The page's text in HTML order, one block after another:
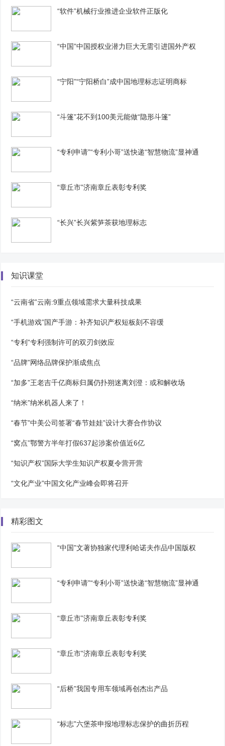
“软件”机械行业推进企业软件正版化
“中国”中国授权业潜力巨大无需引进国外产权
“宁阳”“宁阳桥白”成中国地理标志证明商标
“斗篷”花不到100美元能做“隐形斗篷”
“专利申请”“专利小哥”送快递“智慧物流”显神通
“章丘市”济南章丘表彰专利奖
“长兴”长兴紫笋茶获地理标志
知识课堂
“云南省”云南:9重点领域需求大量科技成果
“手机游戏”国产手游：补齐知识产权短板刻不容缓
“专利”专利强制许可的双刃剑效应
“品牌”网络品牌保护渐成焦点
“加多”王老吉千亿商标归属仍扑朔迷离刘澄：或和解收场
“纳米”纳米机器人来了！
“春节”中美公司签署“春节娃娃”设计大赛合作协议
“窝点”鄂警方半年打假637起涉案价值近6亿
“知识产权”国际大学生知识产权夏令营开营
“文化产业”中国文化产业峰会即将召开
精彩图文
“中国”文著协独家代理利哈诺夫作品中国版权
“专利申请”“专利小哥”送快递“智慧物流”显神通
“章丘市”济南章丘表彰专利奖
“章丘市”济南章丘表彰专利奖
“后桥”我国专用车领域再创杰出产品
“标志”六堡茶申报地理标志保护的曲折历程